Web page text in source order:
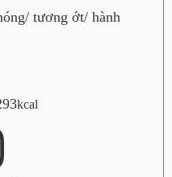
tương ớt/ hành
kcal